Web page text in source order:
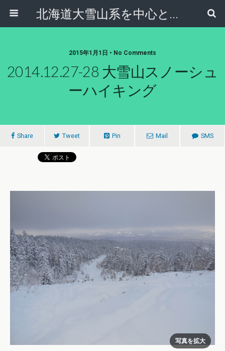
北海道大雪山系を中心とした登山・自然ガイド｜大雪山倶楽部ブログ
2015年1月1日 • No Comments
2014.12.27-28 大雪山スノーシュ
ーハイキング
Share Tweet Pin Mail SMS